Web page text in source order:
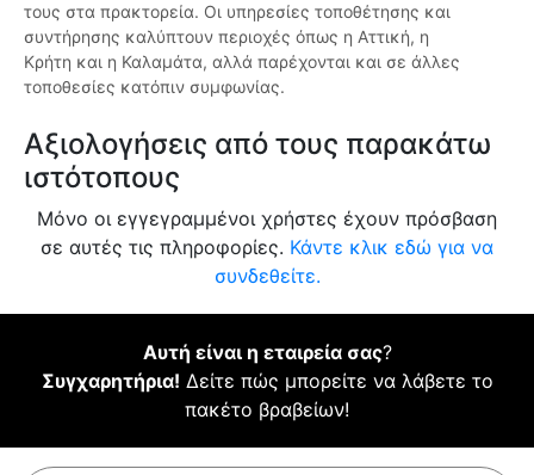
τους στα πρακτορεία. Οι υπηρεσίες τοποθέτησης και
συντήρησης καλύπτουν περιοχές όπως η Αττική, η
Κρήτη και η Καλαμάτα, αλλά παρέχονται και σε άλλες
τοποθεσίες κατόπιν συμφωνίας.
Αξιολογήσεις από τους παρακάτω
ιστότοπους
Μόνο οι εγγεγραμμένοι χρήστες έχουν πρόσβαση
σε αυτές τις πληροφορίες. Κάντε κλικ εδώ για να
συνδεθείτε.
Αυτή είναι η εταιρεία σας?
Συγχαρητήρια! Δείτε πώς μπορείτε να λάβετε το
πακέτο βραβείων!